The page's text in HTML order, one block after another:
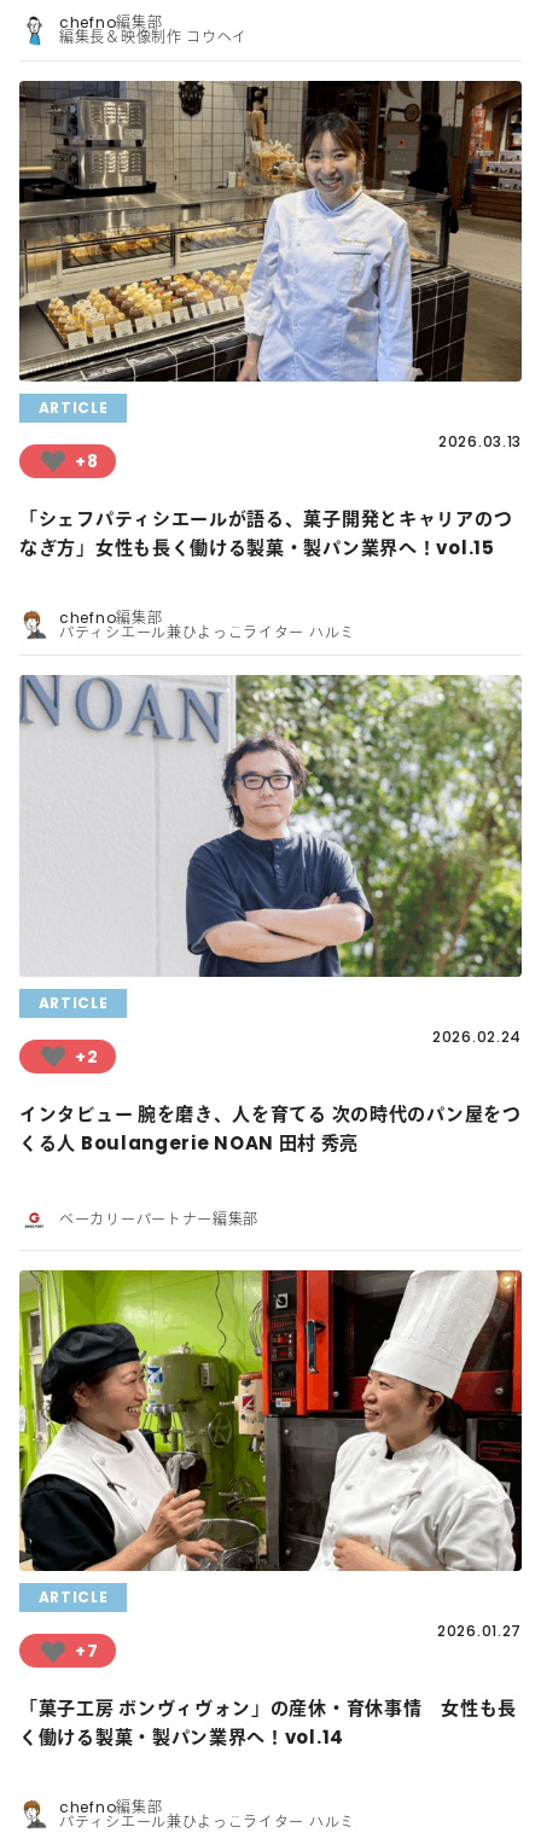
chefno編集部
編集長＆映像制作 コウヘイ
ARTICLE
+8
2026.03.13
「シェフパティシエールが語る、菓子開発とキャリアのつ
なぎ方」女性も長く働ける製菓・製パン業界へ！vol.15
chefno編集部
パティシエール兼ひよっこライター ハルミ
ARTICLE
+2
2026.02.24
インタビュー 腕を磨き、人を育てる 次の時代のパン屋をつ
くる人 Boulangerie NOAN 田村 秀亮
ベーカリーパートナー編集部
ARTICLE
+7
2026.01.27
「菓子工房 ボンヴィヴォン」の産休・育休事情 女性も長
く働ける製菓・製パン業界へ！vol.14
chefno編集部
パティシエール兼ひよっこライター ハルミ